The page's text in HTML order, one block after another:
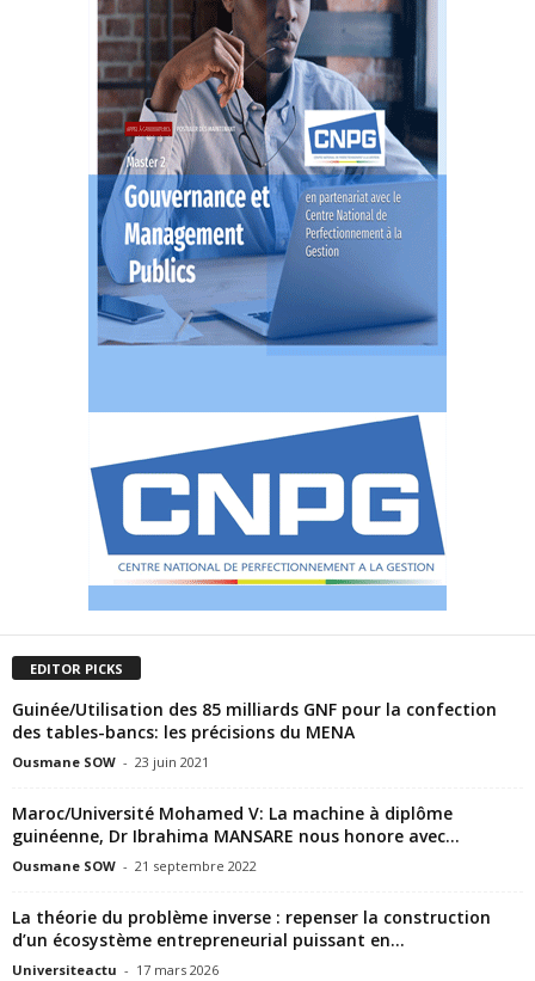
EDITOR PICKS
Guinée/Utilisation des 85 milliards GNF pour la confection
des tables-bancs: les précisions du MENA
Ousmane SOW - 23 juin 2021
Maroc/Université Mohamed V: La machine à diplôme
guinéenne, Dr Ibrahima MANSARE nous honore avec...
Ousmane SOW - 21 septembre 2022
La théorie du problème inverse : repenser la construction
d’un écosystème entrepreneurial puissant en...
Universiteactu - 17 mars 2026